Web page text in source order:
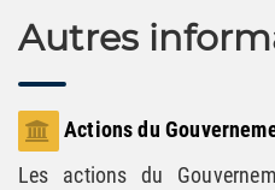
Autres
Actions du
Les actions du